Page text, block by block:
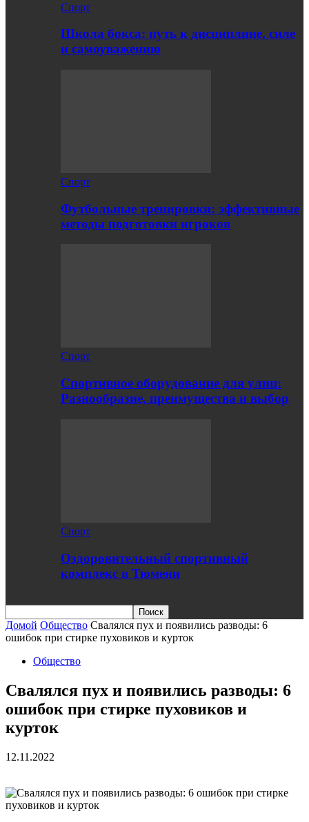
Спорт
Школа бокса: путь к дисциплине, силе
и самоуважению
Спорт
Футбольные тренировки: эффективные
методы подготовки игроков
Спорт
Спортивное оборудование для улиц:
Разнообразие, преимущества и выбор
Спорт
Оздоровительный спортивный
комплекс в Тюмени
Домой Общество Свалялся пух и появились разводы: 6
ошибок при стирке пуховиков и курток
Общество
Свалялся пух и появились разводы: 6
ошибок при стирке пуховиков и
курток
12.11.2022